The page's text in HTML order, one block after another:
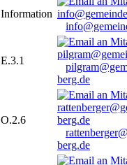
Information
E.3.1
berg.de
O.2.6
berg.de